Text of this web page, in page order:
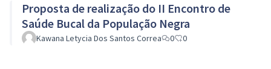
Proposta de realização do II Encontro de
Saúde Bucal da População Negra
Kawana Letycia Dos Santos Correa 0 0